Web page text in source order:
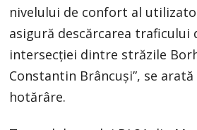
nivelului de confort al
asigură descărcarea traficului
intersecției dintre străzile
Constantin Brâncuși”, se
hotărâre.